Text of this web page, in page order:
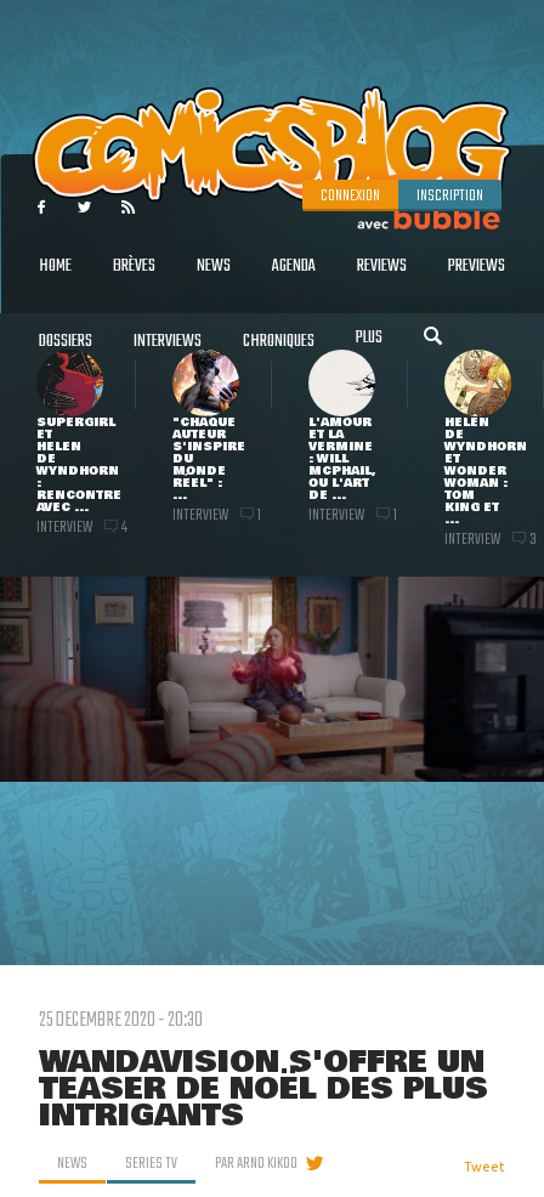
CONNEXION INSCRIPTION
HOME BRÈVES NEWS AGENDA REVIEWS PREVIEWS
DOSSIERS INTERVIEWS CHRONIQUES PLUS
SUPERGIRL
ET
HELEN
DE
WYNDHORN
:
RENCONTRE
AVEC ...
INTERVIEW 4
"CHAQUE
AUTEUR
S'INSPIRE
DU
MONDE
RÉEL" :
...
INTERVIEW 1
L'AMOUR
ET LA
VERMINE
: WILL
MCPHAIL,
OU L'ART
DE ...
INTERVIEW 1
HELEN
DE
WYNDHORN
ET
WONDER
WOMAN :
TOM
KING ET
...
INTERVIEW 3
25 DECEMBRE 2020 - 20:30
WANDAVISION S'OFFRE UN
TEASER DE NOËL DES PLUS
INTRIGANTS
NEWS SERIES TV PARARNO KIKOO Tweet